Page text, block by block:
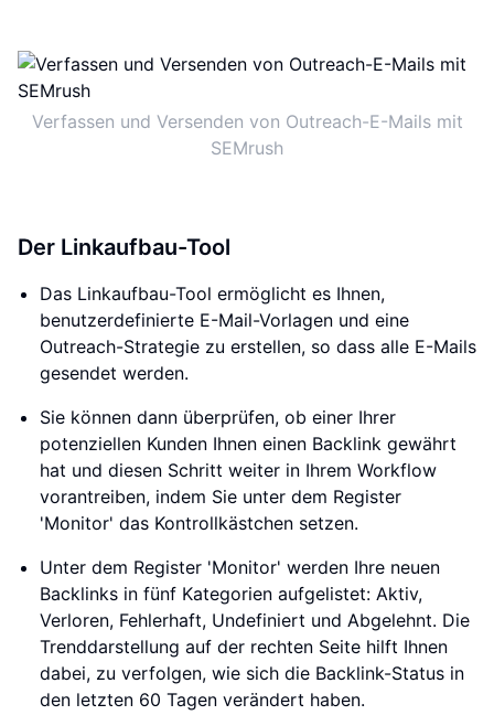
Verfassen und Versenden von Outreach-E-Mails mit
SEMrush
Der Linkaufbau-Tool
Das Linkaufbau-Tool ermöglicht es Ihnen,
benutzerdefinierte E-Mail-Vorlagen und eine
Outreach-Strategie zu erstellen, so dass alle E-Mails
gesendet werden.
Sie können dann überprüfen, ob einer Ihrer
potenziellen Kunden Ihnen einen Backlink gewährt
hat und diesen Schritt weiter in Ihrem Workflow
vorantreiben, indem Sie unter dem Register
'Monitor' das Kontrollkästchen setzen.
Unter dem Register 'Monitor' werden Ihre neuen
Backlinks in fünf Kategorien aufgelistet: Aktiv,
Verloren, Fehlerhaft, Undefiniert und Abgelehnt. Die
Trenddarstellung auf der rechten Seite hilft Ihnen
dabei, zu verfolgen, wie sich die Backlink-Status in
den letzten 60 Tagen verändert haben.